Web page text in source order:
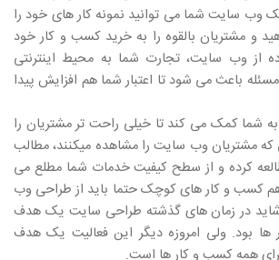
یک وب سایت شما می توانید نمونه کار های خود را
و مشتریان بالقوه را به خرید کسب و کار خود
از وب سایت، تجارت شما به محیط اینترنتی
باعث می شود تا اعتبار شما هم افزایش پیدا
شما کمک می کند تا خیلی راحت تر مشتریان را
که مشتریان وب سایت را مشاهده میکنند، مطالب
کرده و از سطح کیفیت خدمات شما مطلع می
کسب و کار های کوچک حتما باید از طراحی وب
شاید در زمان های گذشته طراحی سایت یک هدف
ها بود. ولی امروزه دیگر این فعالیت یک هدف
همه کسب و کار ها است.